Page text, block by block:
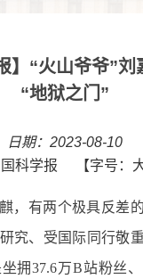
】“火山爷爷”
“地狱之门”
日期：2023-08-10
科学报 【字号：
，有两个极具反差
究、受国际同行敬
拥37.6万B站粉丝